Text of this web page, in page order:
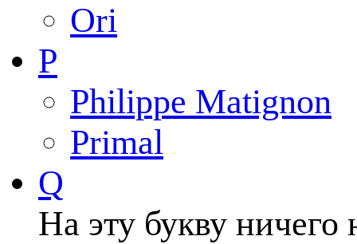
Ori
P
Philippe Matignon
Primal
Q
На эту букву ничего